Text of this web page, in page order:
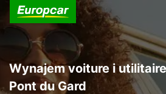
Wynajem voiture i
Pont du Gard